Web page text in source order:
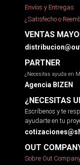
Envíos y Entregas
¿Satisfecho o
VENTAS
PARTNER
¿Necesitas ayuda en
Agencia BIZEN
¿NECESITAS
Escríbenos y te
ayudarte en tu
OUT
Sobre Out